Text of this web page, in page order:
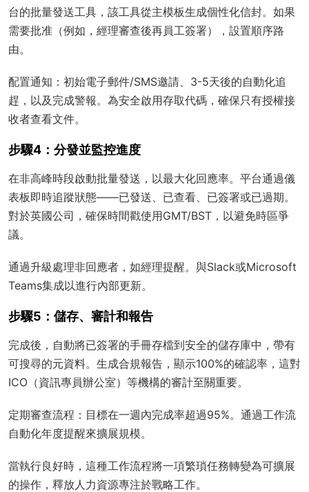
台的批量發送工具，該工具從主模板生成個性化信封。如果
需要批准（例如，經理審查後再員工簽署），設置順序路
由。
配置通知：初始電子郵件/SMS邀請、3-5天後的自動化追
趕，以及完成警報。為安全啟用存取代碼，確保只有授權接
收者查看文件。
步驟4：分發並監控進度
在非高峰時段啟動批量發送，以最大化回應率。平台通過儀
表板即時追蹤狀態——已發送、已查看、已簽署或已過期。
對於英國公司，確保時間戳使用GMT/BST，以避免時區爭
議。
通過升級處理非回應者，如經理提醒。與Slack或Microsoft
Teams集成以進行內部更新。
步驟5：儲存、審計和報告
完成後，自動將已簽署的手冊存檔到安全的儲存庫中，帶有
可搜尋的元資料。生成合規報告，顯示100%的確認率，這對
ICO（資訊專員辦公室）等機構的審計至關重要。
定期審查流程：目標在一週內完成率超過95%。通過工作流
自動化年度提醒來擴展規模。
當執行良好時，這種工作流程將一項繁瑣任務轉變為可擴展
的操作，釋放人力資源專注於戰略工作。